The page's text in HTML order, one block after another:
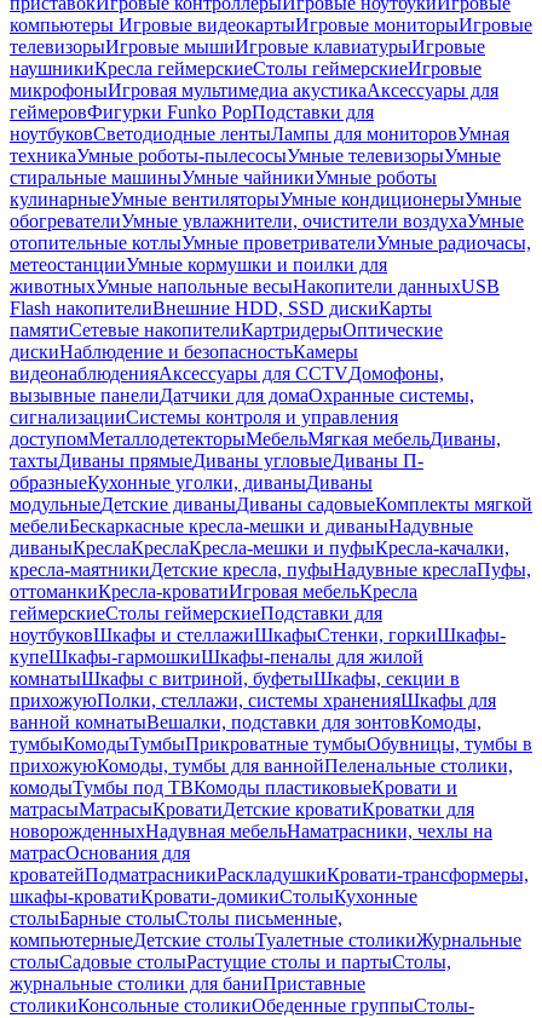
компьютеры Игровые видеокартыИгровые мониторыИгровые
телевизорыИгровые мышиИгровые клавиатурыИгровые
наушникиКресла геймерскиеСтолы геймерскиеИгровые
микрофоныИгровая мультимедиа акустикаАксессуары для
геймеровФигурки Funko PopПодставки для
ноутбуковСветодиодные лентыЛампы для мониторовУмная
техникаУмные роботы-пылесосыУмные телевизорыУмные
стиральные машиныУмные чайникиУмные роботы
кулинарныеУмные вентиляторыУмные кондиционерыУмные
обогревателиУмные увлажнители, очистители воздухаУмные
отопительные котлыУмные проветривателиУмные радиочасы,
метеостанцииУмные кормушки и поилки для
животныхУмные напольные весыНакопители данныхUSB
Flash накопителиВнешние HDD, SSD дискиКарты
памятиСетевые накопителиКартридерыОптические
дискиНаблюдение и безопасностьКамеры
видеонаблюденияАксессуары для CCTVДомофоны,
вызывные панелиДатчики для домаОхранные системы,
сигнализацииСистемы контроля и управления
доступомМеталлодетекторыМебельМягкая мебельДиваны,
тахтыДиваны прямыеДиваны угловыеДиваны П-
образныеКухонные уголки, диваныДиваны
модульныеДетские диваныДиваны садовыеКомплекты мягкой
мебелиБескаркасные кресла-мешки и диваныНадувные
диваныКреслаКреслаКресла-мешки и пуфыКресла-качалки,
кресла-маятникиДетские кресла, пуфыНадувные креслаПуфы,
оттоманкиКресла-кроватиИгровая мебельКресла
геймерскиеСтолы геймерскиеПодставки для
ноутбуковШкафы и стеллажиШкафыСтенки, горкиШкафы-
купеШкафы-гармошкиШкафы-пеналы для жилой
комнатыШкафы с витриной, буфетыШкафы, секции в
прихожуюПолки, стеллажи, системы храненияШкафы для
ванной комнатыВешалки, подставки для зонтовКомоды,
тумбыКомодыТумбыПрикроватные тумбыОбувницы, тумбы в
прихожуюКомоды, тумбы для ваннойПеленальные столики,
комодыТумбы под ТВКомоды пластиковыеКровати и
матрасыМатрасыКроватиДетские кроватиКроватки для
новорожденныхНадувная мебельНаматрасники, чехлы на
матрасОснования для
кроватейПодматрасникиРаскладушкиКровати-трансформеры,
шкафы-кроватиКровати-домикиСтолыКухонные
столыБарные столыСтолы письменные,
компьютерныеДетские столыТуалетные столикиЖурнальные
столыСадовые столыРастущие столы и партыСтолы,
журнальные столики для баниПриставные
столикиКонсольные столикиОбеденные группыСтолы-